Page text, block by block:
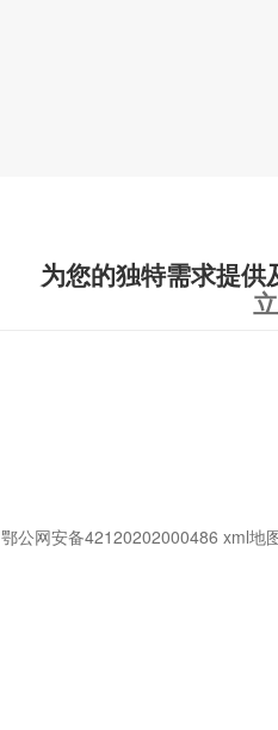
为您的独特需求提供
鄂公网安备42120202000486 xml地